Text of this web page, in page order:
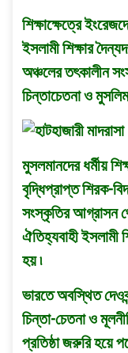
শিক্ষাক্ষেত্রে
ইসলামী শিক্ষার
অঞ্চলের তৎকালীন
চিন্তাচেতনা ও
মুসলমানদের ধর্মীয়
বৃদ্ধিপ্রাপ্ত শিরক-
সংস্কৃতির আগ্রাসন
ঐতিহ্যবাহী ইসলামী
হয় ৷
ভারতে অবস্থিত
চিন্তা-চেতনা ও
প্রতিষ্ঠা জরুরি হয়ে